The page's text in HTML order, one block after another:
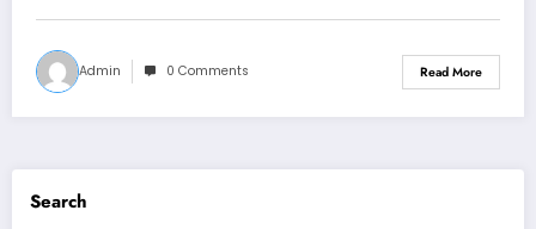
Admin 0 Comments Read More
Search